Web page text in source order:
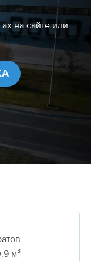
на сайте или
м³